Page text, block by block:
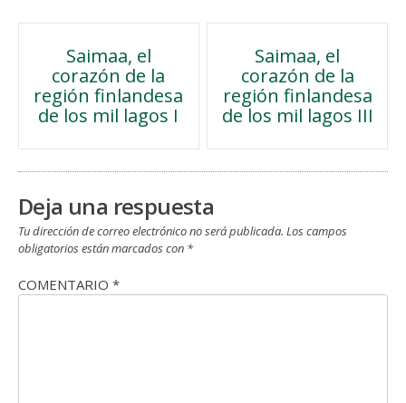
Navegación
de
entradas
Saimaa, el
corazón de la
región finlandesa
de los mil lagos I
Saimaa, el
corazón de la
región finlandesa
de los mil lagos III
Deja una respuesta
Tu dirección de correo electrónico no será publicada. Los campos
obligatorios están marcados con *
COMENTARIO *